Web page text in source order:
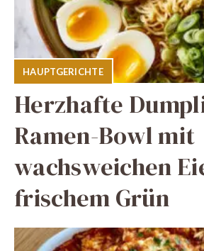
HAUPTGERICHTE
Herzhafte
Ramen-Bowl mit
wachsweichen
frischem Grün